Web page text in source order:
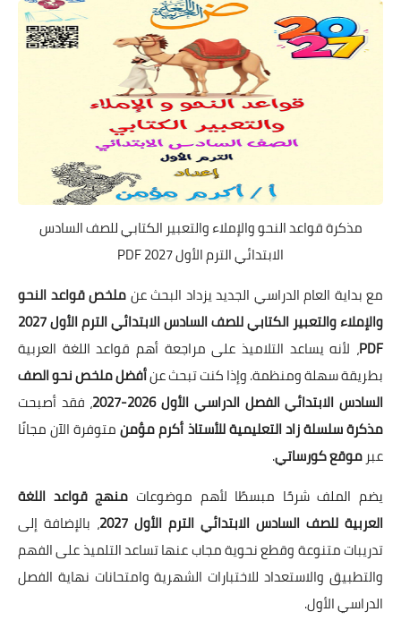
مذكرة قواعد النحو والإملاء والتعبير الكتابي للصف السادس
الابتدائي الترم الأول 2027 PDF
مع بداية العام الدراسي الجديد يزداد البحث عنملخص قواعد النحو
والإملاء والتعبير الكتابي للصف السادس الابتدائي الترم الأول 2027
PDF، لأنه يساعد التلاميذ على مراجعة أهم قواعد اللغة العربية
بطريقة سهلة ومنظمة. وإذا كنت تبحث عنأفضل ملخص نحو الصف
السادس الابتدائي الفصل الدراسي الأول 2026-2027
، فقد أصبحت
مذكرة سلسلة زاد التعليمية للأستاذ أكرم مؤمنمتوفرة الآن مجانًا
عبر موقع كورساتي.
يضم الملف شرحًا مبسطًا لأهم موضوعات منهج قواعد اللغة
العربية للصف السادس الابتدائي الترم الأول 2027
، بالإضافة إلى
تدريبات متنوعة وقطع نحوية مجاب عنها تساعد التلميذ على الفهم
والتطبيق والاستعداد للاختبارات الشهرية وامتحانات نهاية الفصل
الدراسي الأول.